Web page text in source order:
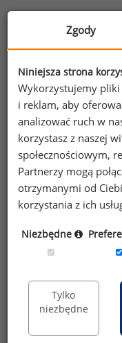
Ogólna
Informacje
Analiza
Niższa cena dla
Raport
Raport
Raport płacowy
2026
Zgody
Niniejsza strona
Wykorzystujemy
i reklam, aby
analizować ruch w
korzystasz z naszej
społecznościowym,
Partnerzy mogą
otrzymanymi od
korzystania z ich
Niezbędne
Tylko
niezbędne